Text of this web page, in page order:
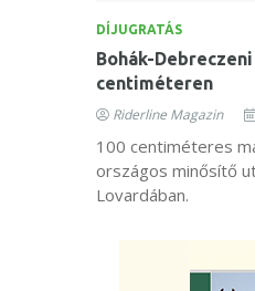
DÍJUGRATÁS
Bohák-
centiméteren
Riderline Magazin
100 centiméteres
országos minősítő
Lovardában.